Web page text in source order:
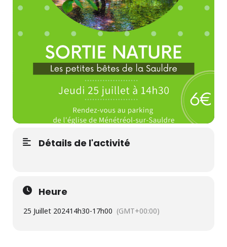
Détails de l'activité
Heure
25 Juillet 202414h30-17h00 (GMT+00:00)